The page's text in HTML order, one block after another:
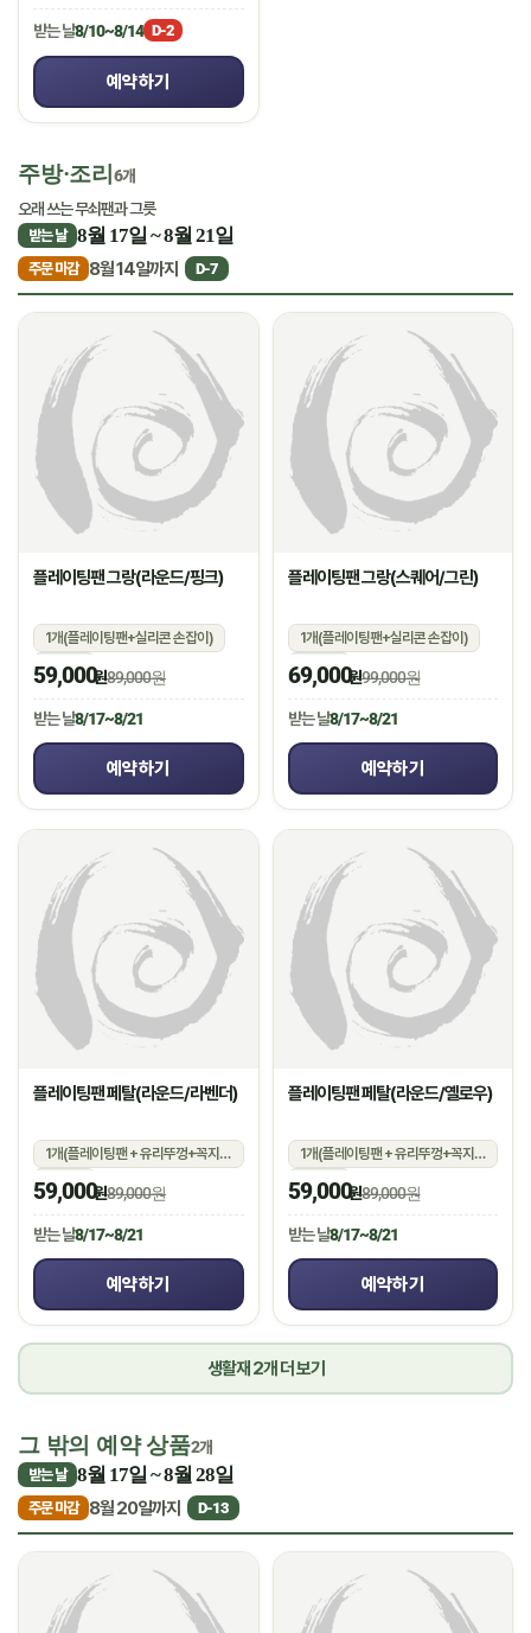
받는 날8/10~8/14 D-2
예약하기
주방·조리6개
오래 쓰는 무쇠팬과 그릇
받는 날 8월 17일 ~ 8월 21일
주문 마감 8월 14일까지 D-7
플레이팅팬 그랑(라운드/핑크)
1개(플레이팅팬+실리콘 손잡이)
상온
59,000원89,000원
받는 날8/17~8/21
예약하기
플레이팅팬 그랑(스퀘어/그린)
1개(플레이팅팬+실리콘 손잡이)
상온
69,000원99,000원
받는 날8/17~8/21
예약하기
플레이팅팬 페탈(라운드/라벤더)
1개(플레이팅팬 + 유리뚜껑+꼭지+실리콘 손잡이)
상온
59,000원89,000원
받는 날8/17~8/21
예약하기
플레이팅팬 페탈(라운드/옐로우)
1개(플레이팅팬 + 유리뚜껑+꼭지+실리콘 손잡이)
상온
59,000원89,000원
받는 날8/17~8/21
예약하기
생활재 2개 더 보기
그 밖의 예약 상품2개
받는 날 8월 17일 ~ 8월 28일
주문 마감 8월 20일까지 D-13